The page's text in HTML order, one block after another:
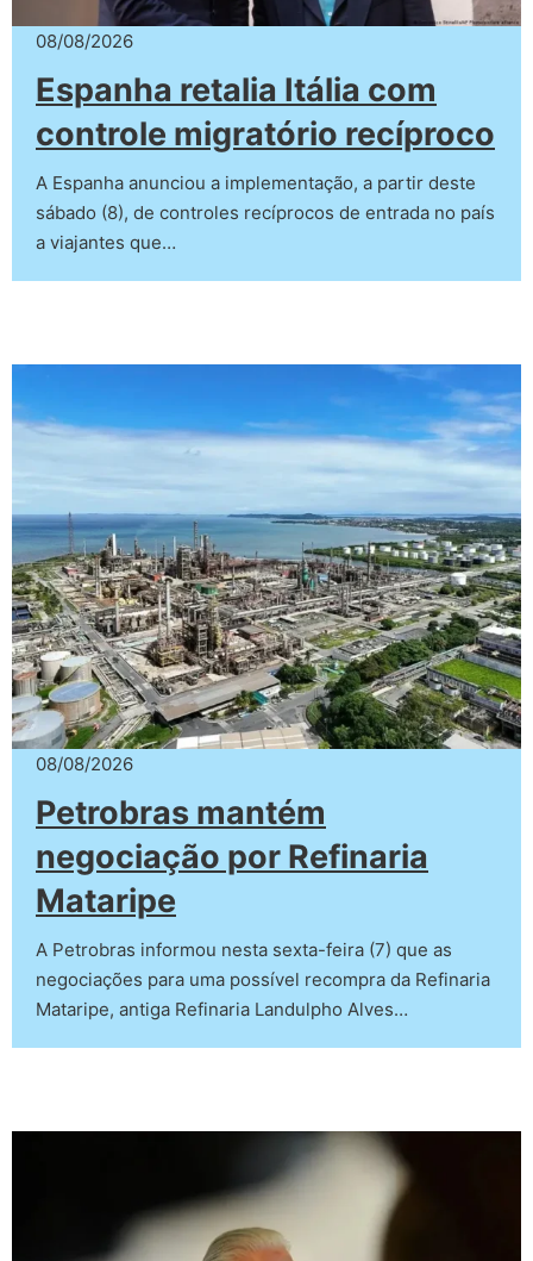
08/08/2026
Espanha retalia Itália com
controle migratório recíproco
A Espanha anunciou a implementação, a partir deste
sábado (8), de controles recíprocos de entrada no país
a viajantes que…
08/08/2026
Petrobras mantém
negociação por Refinaria
Mataripe
A Petrobras informou nesta sexta-feira (7) que as
negociações para uma possível recompra da Refinaria
Mataripe, antiga Refinaria Landulpho Alves…